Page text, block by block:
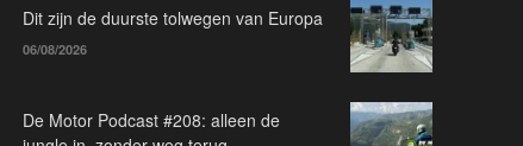
Dit zijn de duurste tolwegen van Europa
06/08/2026
De Motor Podcast #208: alleen de